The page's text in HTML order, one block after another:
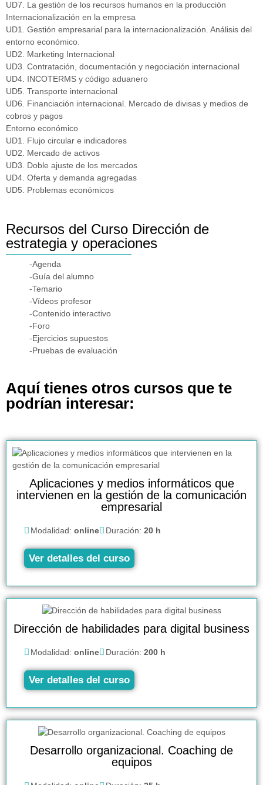
UD7. La gestión de los recursos humanos en la producción
Internacionalización en la empresa
UD1. Gestión empresarial para la internacionalización. Análisis del
entorno económico.
UD2. Marketing Internacional
UD3. Contratación, documentación y negociación internacional
UD4. INCOTERMS y código aduanero
UD5. Transporte internacional
UD6. Financiación internacional. Mercado de divisas y medios de
cobros y pagos
Entorno económico
UD1. Flujo circular e indicadores
UD2. Mercado de activos
UD3. Doble ajuste de los mercados
UD4. Oferta y demanda agregadas
UD5. Problemas económicos
Recursos del Curso Dirección de
estrategia y operaciones
-Agenda
-Guía del alumno
-Temario
-Vídeos profesor
-Contenido interactivo
-Foro
-Ejercicios supuestos
-Pruebas de evaluación
Aquí tienes otros cursos que te
podrían interesar:
Aplicaciones y medios informáticos que
intervienen en la gestión de la comunicación
empresarial
Modalidad: online Duración: 20 h
Ver detalles del curso
Dirección de habilidades para digital business
Modalidad: online Duración: 200 h
Ver detalles del curso
Desarrollo organizacional. Coaching de
equipos